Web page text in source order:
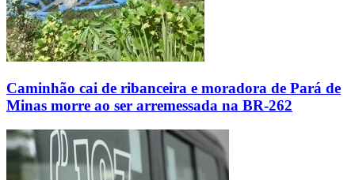
Caminhão cai de ribanceira e moradora de Pará de
Minas morre ao ser arremessada na BR-262